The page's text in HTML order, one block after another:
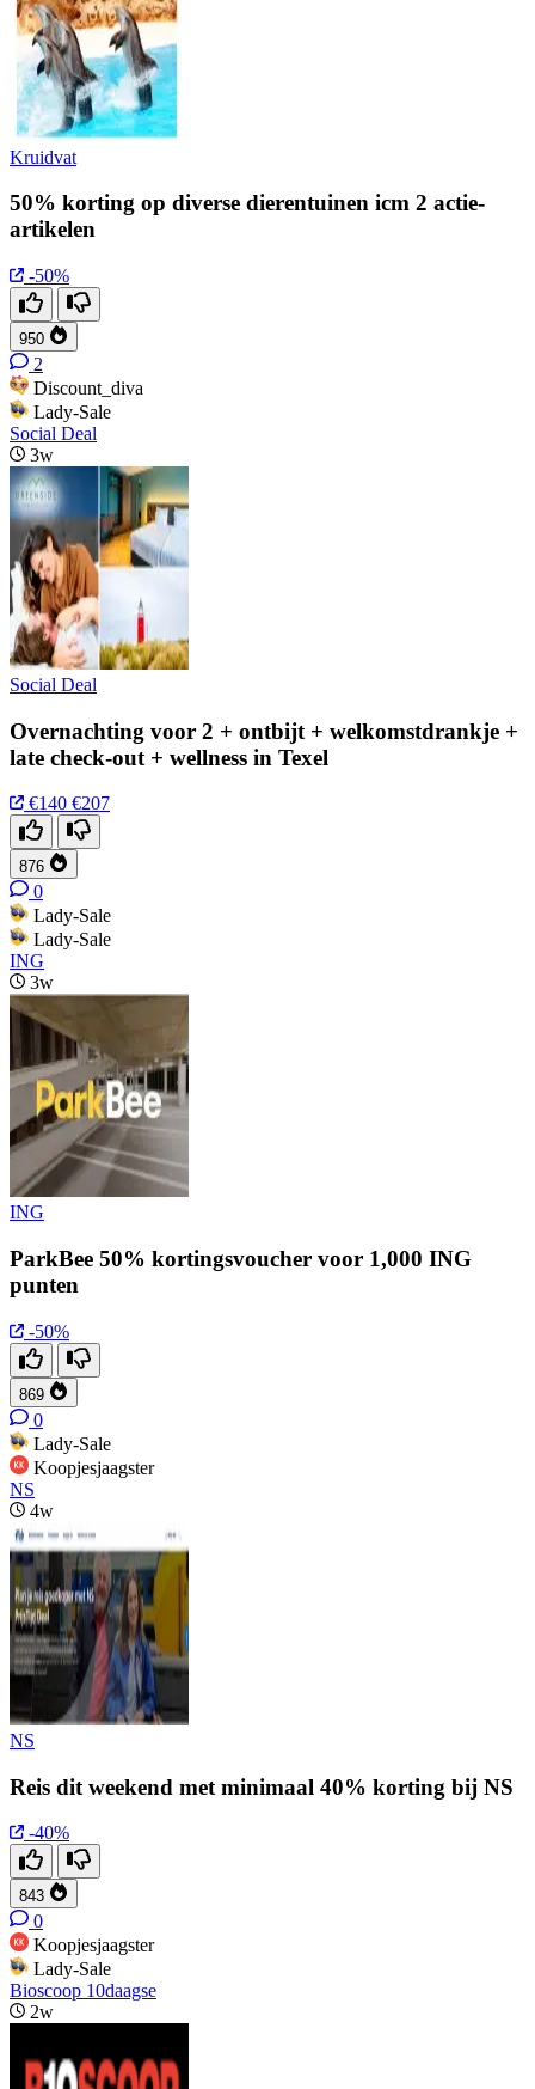
Kruidvat
50% korting op diverse dierentuinen icm 2 actie-
artikelen
-50%
950
2
Discount_diva
Lady-Sale
Social Deal
3w
Social Deal
Overnachting voor 2 + ontbijt + welkomstdrankje +
late check-out + wellness in Texel
€140 €207
876
0
Lady-Sale
Lady-Sale
ING
3w
ING
ParkBee 50% kortingsvoucher voor 1,000 ING
punten
-50%
869
0
Lady-Sale
Koopjesjaagster
NS
4w
NS
Reis dit weekend met minimaal 40% korting bij NS
-40%
843
0
Koopjesjaagster
Lady-Sale
Bioscoop 10daagse
2w